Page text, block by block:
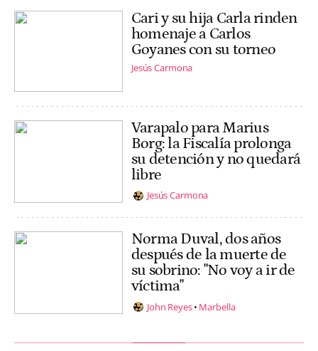
Cari y su hija Carla rinden
homenaje a Carlos
Goyanes con su torneo
Jesús Carmona
Varapalo para Marius
Borg: la Fiscalía prolonga
su detención y no quedará
libre
Jesús Carmona
Norma Duval, dos años
después de la muerte de
su sobrino: "No voy a ir de
víctima"
John Reyes Marbella